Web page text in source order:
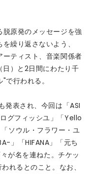
原発のメッセージを強
繰り返さないよう、
ーティスト、音楽関係者
）と2日間にわたり千
行われる。
発表され、今回は「ASI
グフィッシユ」「Yello
ソウル・フラワー・ユ
」「HIFANA」「元ち
が名を連ねた。チケッ
れるとのこと。なお、